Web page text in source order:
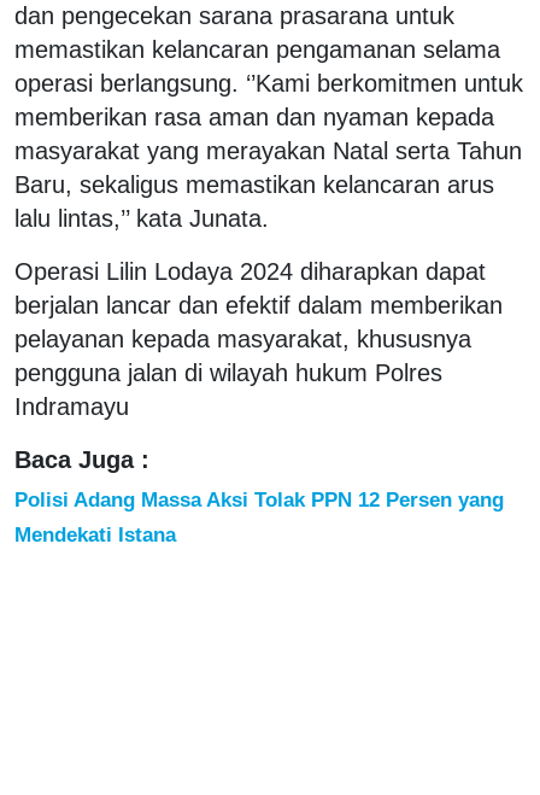
dan pengecekan sarana prasarana untuk
memastikan kelancaran pengamanan selama
operasi berlangsung. ‘’Kami berkomitmen untuk
memberikan rasa aman dan nyaman kepada
masyarakat yang merayakan Natal serta Tahun
Baru, sekaligus memastikan kelancaran arus
lalu lintas,’’ kata Junata.
Operasi Lilin Lodaya 2024 diharapkan dapat
berjalan lancar dan efektif dalam memberikan
pelayanan kepada masyarakat, khususnya
pengguna jalan di wilayah hukum Polres
Indramayu
Baca Juga :
Polisi Adang Massa Aksi Tolak PPN 12 Persen yang
Mendekati Istana